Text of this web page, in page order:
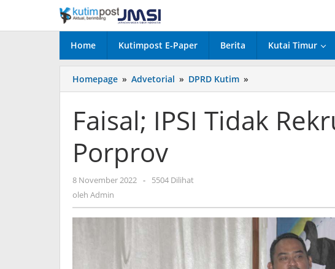
konten
Home Kutimpost E-Paper Berita Kutai Timur
Homepage » Advetorial » DPRD Kutim »
IPSI
Rekrut
Pemain
Faisal; IPSI Tidak
Porprov
8 November 2022 oleh
-
5504 Dilihat
oleh Admin